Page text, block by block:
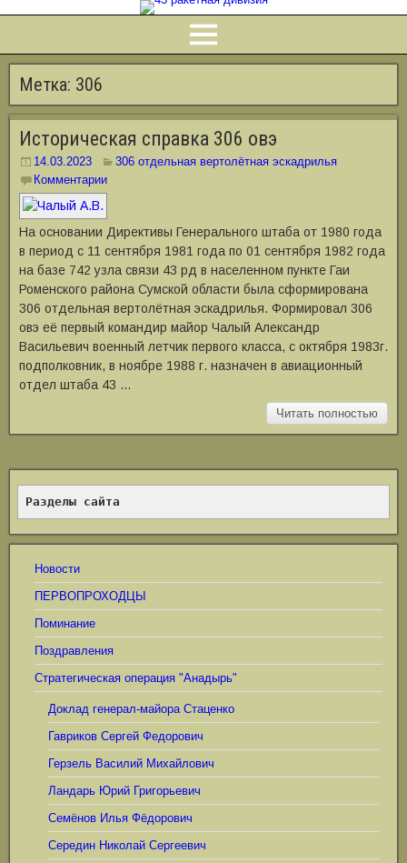
Метка: 306
Историческая справка 306 овэ
14.03.2023
306 отдельная вертолётная эскадрилья
Комментарии
На основании Директивы Генерального штаба от 1980 года
в период с 11 сентября 1981 года по 01 сентября 1982 года
на базе 742 узла связи 43 рд в населенном пункте Гаи
Роменского района Сумской области была сформирована
306 отдельная вертолётная эскадрилья. Формировал 306
овэ её первый командир майор Чалый Александр
Васильевич военный летчик первого класса, с октября 1983г.
подполковник, в ноябре 1988 г. назначен в авиационный
отдел штаба 43 …
Читать полностью
Разделы сайта
Новости
ПЕРВОПРОХОДЦЫ
Поминание
Поздравления
Стратегическая операция "Анадырь"
Доклад генерал-майора Стаценко
Гавриков Сергей Федорович
Герзель Василий Михайлович
Ландарь Юрий Григорьевич
Семёнов Илья Фёдорович
Середин Николай Сергеевич